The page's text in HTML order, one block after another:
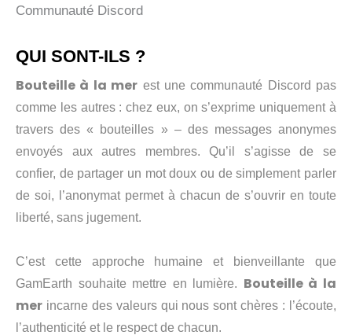
Communauté Discord
QUI SONT-ILS ?
Bouteille à la mer est une communauté Discord pas
comme les autres : chez eux, on s’exprime uniquement à
travers des « bouteilles » – des messages anonymes
envoyés aux autres membres. Qu’il s’agisse de se
confier, de partager un mot doux ou de simplement parler
de soi, l’anonymat permet à chacun de s’ouvrir en toute
liberté, sans jugement.
C’est cette approche humaine et bienveillante que
GamEarth souhaite mettre en lumière. Bouteille à la
mer incarne des valeurs qui nous sont chères : l’écoute,
l’authenticité et le respect de chacun.